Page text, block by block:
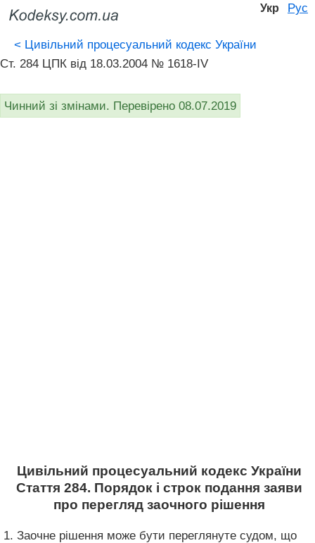
Укр Рус
< Цивільний процесуальний кодекс України
Ст. 284 ЦПК від 18.03.2004 № 1618-IV
Чинний зі змінами. Перевірено 08.07.2019
Цивільний процесуальний кодекс України
Стаття 284. Порядок і строк подання заяви
про перегляд заочного рішення
1. Заочне рішення може бути переглянуте судом, що